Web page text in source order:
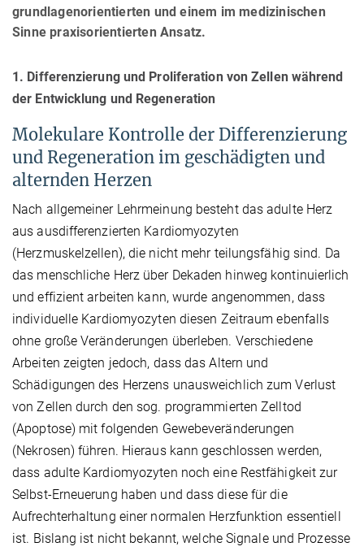
grundlagenorientierten und einem im medizinischen
Sinne praxisorientierten Ansatz.
1. Differenzierung und Proliferation von Zellen während
der Entwicklung und Regeneration
Molekulare Kontrolle der Differenzierung
und Regeneration im geschädigten und
alternden Herzen
Nach allgemeiner Lehrmeinung besteht das adulte Herz
aus ausdifferenzierten Kardiomyozyten
(Herzmuskelzellen), die nicht mehr teilungsfähig sind. Da
das menschliche Herz über Dekaden hinweg kontinuierlich
und effizient arbeiten kann, wurde angenommen, dass
individuelle Kardiomyozyten diesen Zeitraum ebenfalls
ohne große Veränderungen überleben. Verschiedene
Arbeiten zeigten jedoch, dass das Altern und
Schädigungen des Herzens unausweichlich zum Verlust
von Zellen durch den sog. programmierten Zelltod
(Apoptose) mit folgenden Gewebeveränderungen
(Nekrosen) führen. Hieraus kann geschlossen werden,
dass adulte Kardiomyozyten noch eine Restfähigkeit zur
Selbst-Erneuerung haben und dass diese für die
Aufrechterhaltung einer normalen Herzfunktion essentiell
ist. Bislang ist nicht bekannt, welche Signale und Prozesse